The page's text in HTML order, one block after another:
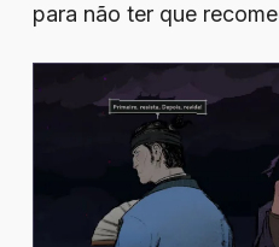
para não ter que